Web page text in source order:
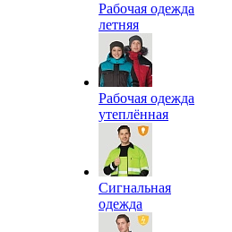
Рабочая одежда
летняя
Рабочая одежда
утеплённая
Сигнальная
одежда